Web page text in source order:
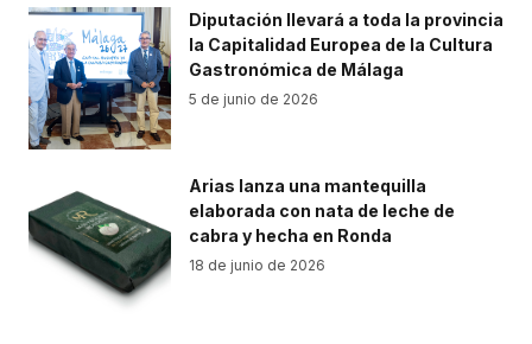
Diputación llevará a toda la provincia
la Capitalidad Europea de la Cultura
Gastronómica de Málaga
5 de junio de 2026
Arias lanza una mantequilla
elaborada con nata de leche de
cabra y hecha en Ronda
18 de junio de 2026